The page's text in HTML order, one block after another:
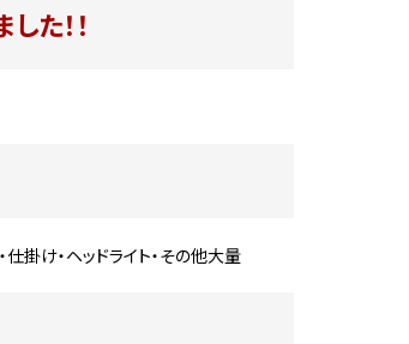
た！！
仕掛け・ヘッドライト・その他大量